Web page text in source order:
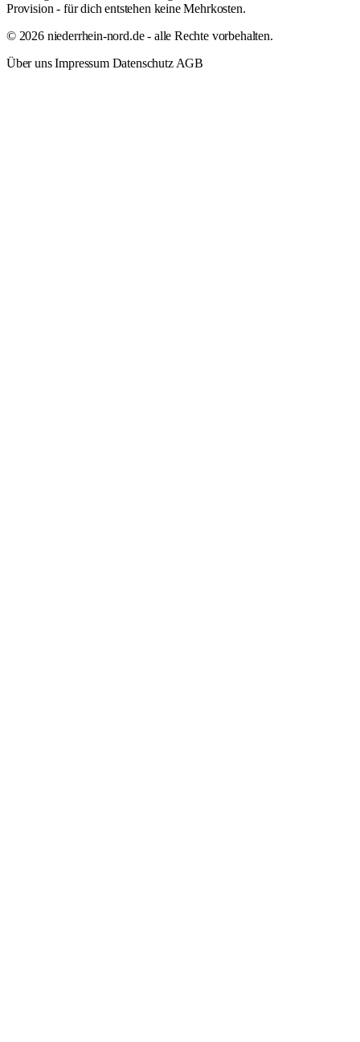
Provision - für dich entstehen keine Mehrkosten.
© 2026 niederrhein-nord.de - alle Rechte vorbehalten.
Über uns Impressum Datenschutz AGB